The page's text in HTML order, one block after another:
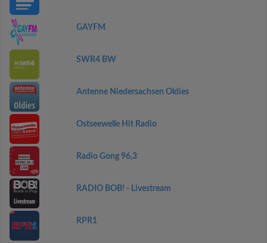
GAYFM
SWR4 BW
Antenne Niedersachsen Oldies
Ostseewelle Hit Radio
Radio Gong 96,3
RADIO BOB! - Livestream
RPR1